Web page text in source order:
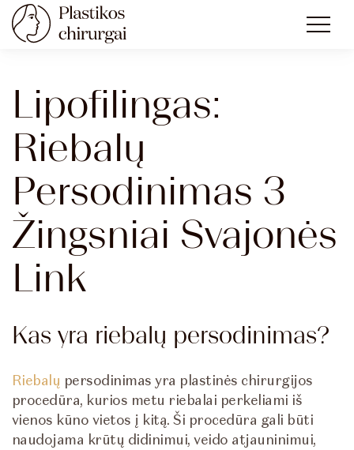
Lipofilingas:
Riebalų
Persodinimas 3
Žingsniai Svajonės
Link
Kas yra riebalų persodinimas?
Riebalų persodinimas yra plastinės chirurgijos
procedūra, kurios metu riebalai perkeliami iš
vienos kūno vietos į kitą. Ši procedūra gali būti
naudojama krūtų didinimui, veido atjauninimui,